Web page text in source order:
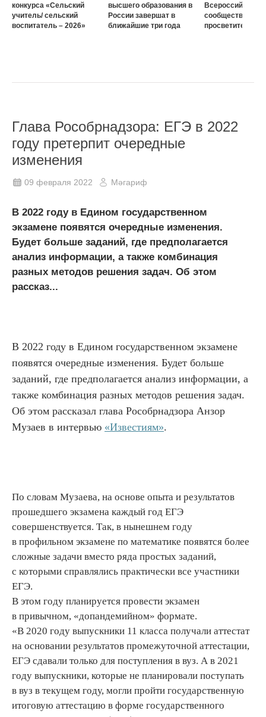
конкурса «Сельский
учитель/ сельский
воспитатель – 2026»
высшего образования в
России завершат в
ближайшие три года
Всероссийского
сообщества
просветителей
Глава Рособрнадзора: ЕГЭ в 2022
году претерпит очередные
изменения
09 февраля 2022 Мәгариф
В 2022 году в Едином государственном
экзамене появятся очередные изменения.
Будет больше заданий, где предполагается
анализ информации, а также комбинация
разных методов решения задач. Об этом
рассказ...
В 2022 году в Едином государственном экзамене
появятся очередные изменения. Будет больше
заданий, где предполагается анализ информации, а
также комбинация разных методов решения задач.
Об этом рассказал глава Рособрнадзора Анзор
Музаев в интервью «Известиям».
По словам Музаева, на основе опыта и результатов
прошедшего экзамена каждый год ЕГЭ
совершенствуется. Так, в нынешнем году
в профильном экзамене по математике появятся более
сложные задачи вместо ряда простых заданий,
с которыми справлялись практически все участники
ЕГЭ.
В этом году планируется провести экзамен
в привычном, «допандемийном» формате.
«В 2020 году выпускники 11 класса получали аттестат
на основании результатов промежуточной аттестации,
ЕГЭ сдавали только для поступления в вуз. А в 2021
году выпускники, которые не планировали поступать
в вуз в текущем году, могли пройти государственную
итоговую аттестацию в форме государственного